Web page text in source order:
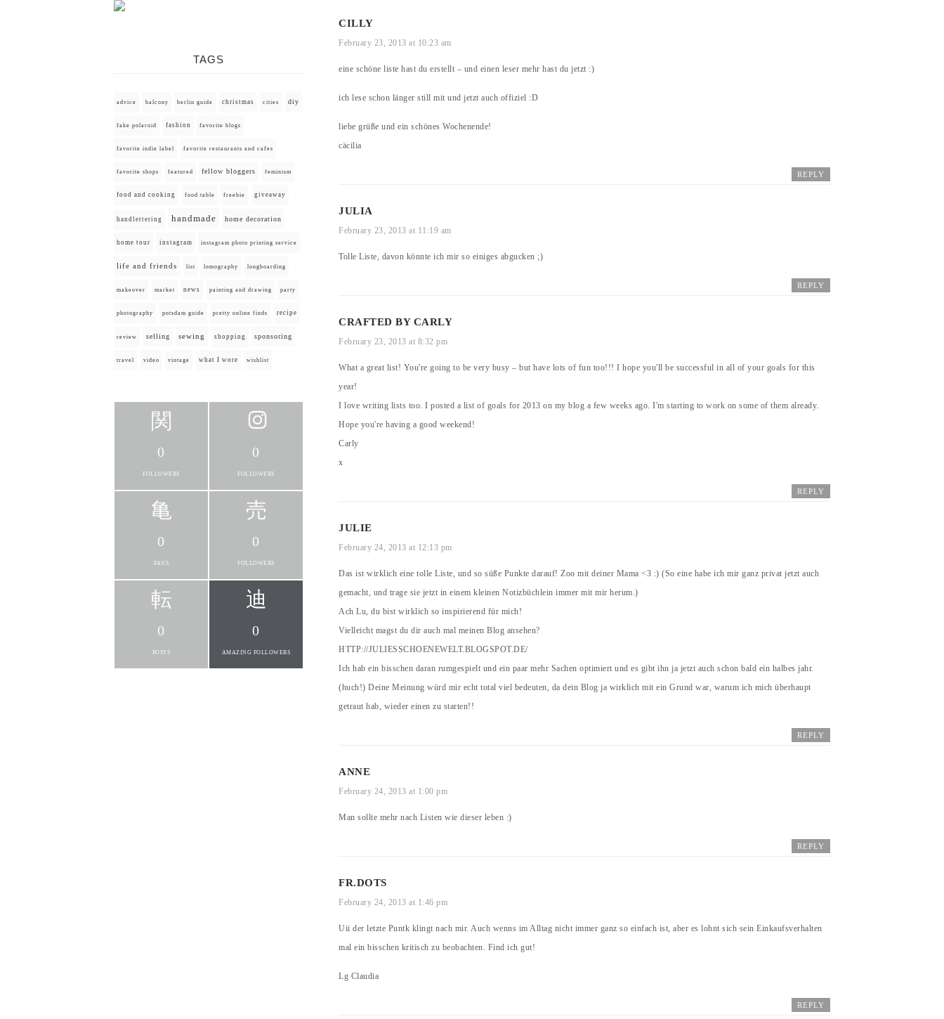
CILLY
February 23, 2013 at 10:23 am
eine schöne liste hast du erstellt – und einen leser mehr hast du jetzt :)
ich lese schon länger still mit und jetzt auch offiziel :D
liebe grüße und ein schönes Wochenende!
cäcilia
REPLY
JULIA
February 23, 2013 at 11:19 am
Tolle Liste, davon könnte ich mir so einiges abgucken ;)
REPLY
CRAFTED BY CARLY
February 23, 2013 at 8:32 pm
What a great list! You're going to be very busy – but have lots of fun too!!! I hope you'll be successful in all of your goals for this
year!
I love writing lists too. I posted a list of goals for 2013 on my blog a few weeks ago. I'm starting to work on some of them already.
Hope you're having a good weekend!
Carly
x
REPLY
JULIE
February 24, 2013 at 12:13 pm
Das ist wirklich eine tolle Liste, und so süße Punkte darauf! Zoo mit deiner Mama <3 :) (So eine habe ich mir ganz privat jetzt auch
gemacht, und trage sie jetzt in einem kleinen Notizbüchlein immer mit mir herum.)
Ach Lu, du bist wirklich so inspirierend für mich!
Vielleicht magst du dir auch mal meinen Blog ansehen?
HTTP://JULIESSCHOENEWELT.BLOGSPOT.DE/
Ich hab ein bisschen daran rumgespielt und ein paar mehr Sachen optimiert und es gibt ihn ja jetzt auch schon bald ein halbes jahr.
(huch!) Deine Meinung würd mir echt total viel bedeuten, da dein Blog ja wirklich mit ein Grund war, warum ich mich überhaupt
getraut hab, wieder einen zu starten!!
REPLY
ANNE
February 24, 2013 at 1:00 pm
Man sollte mehr nach Listen wie dieser leben :)
REPLY
FR.DOTS
February 24, 2013 at 1:46 pm
Uii der letzte Puntk klingt nach mir. Auch wenns im Alltag nicht immer ganz so einfach ist, aber es lohnt sich sein Einkaufsverhalten
mal ein bisschen kritisch zu beobachten. Find ich gut!
Lg Claudia
REPLY
TAGS
advice balcony berlin guide christmas cities diy
fake polaroid fashion favorite blogs
favorite indie label favorite restaurants and cafes
favorite shops featured fellow bloggers feminism
food and cooking food table freebie giveaway
handlettering handmade home decoration
home tour instagram instagram photo printing service
life and friends list lomography longboarding
makeover market news painting and drawing party
photography potsdam guide pretty online finds recipe
review selling sewing shopping sponsoring
travel video vintage what I wore wishlist
0
FOLLOWERS
0
FOLLOWERS
0
FANS
0
FOLLOWERS
0
POSTS
0
AMAZING FOLLOWERS